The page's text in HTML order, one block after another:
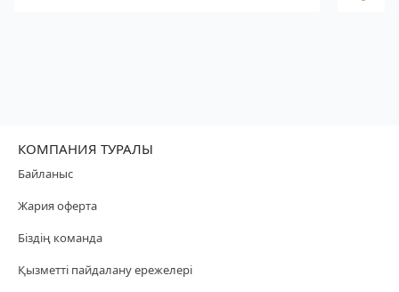
КОМПАНИЯ ТУРАЛЫ
Байланыс
Жария оферта
Біздің команда
Қызметті пайдалану ережелері